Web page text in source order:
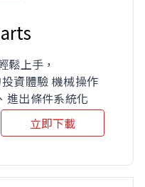
鬆上手，
資體驗 機械操作
進出條件系統化
立即下載